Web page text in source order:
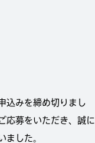
込みを締め切りまし
応募をいただき、誠に
ました。